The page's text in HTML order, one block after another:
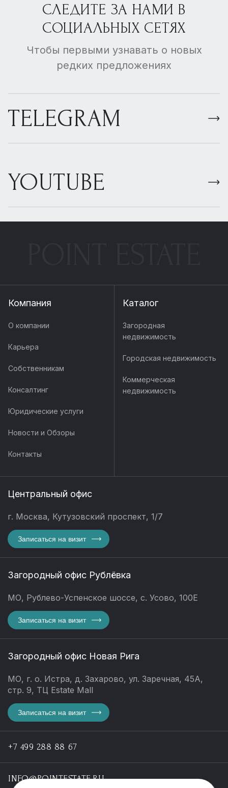
СЛЕДИТЕ ЗА НАМИ В
СОЦИАЛЬНЫХ СЕТЯХ
Чтобы первыми узнавать о новых
редких предложениях
TELEGRAM
YOUTUBE
Компания
О компании
Карьера
Собственникам
Консалтинг
Юридические услуги
Новости и Обзоры
Контакты
Каталог
Загородная
недвижимость
Городская недвижимость
Коммерческая
недвижимость
Центральный офис
г. Москва, Кутузовский проспект, 1/7
Записаться на визит
Загородный офис Рублёвка
МО, Рублево-Успенское шоссе, с. Усово, 100Е
Записаться на визит
Загородный офис Новая Рига
МО, г. о. Истра, д. Захарово, ул. Заречная, 45А,
стр. 9, ТЦ Estate Mall
Записаться на визит
+7 499 288 88 67
INFO@POINTESTATE.RU